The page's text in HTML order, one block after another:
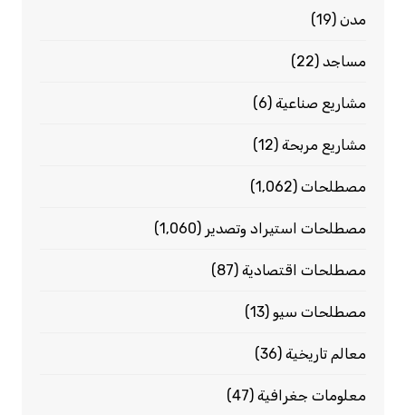
مدن(19)
مساجد(22)
مشاريع صناعية(6)
مشاريع مربحة(12)
مصطلحات(1٬062)
مصطلحات استيراد وتصدير (1٬060)
مصطلحات اقتصادية(87)
مصطلحات سيو(13)
معالم تاريخية(36)
معلومات جغرافية(47)